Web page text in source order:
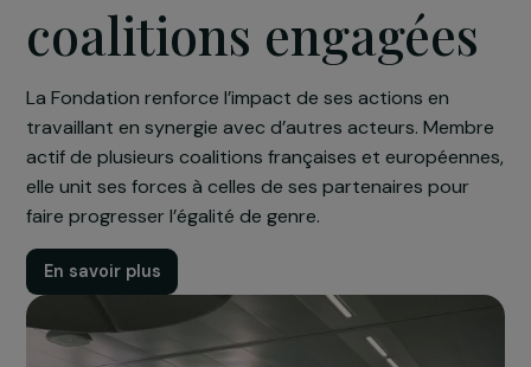
Agir au sein de
coalitions